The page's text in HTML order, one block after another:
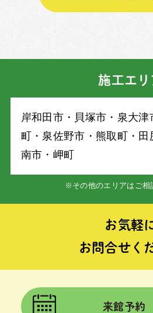
施工エリ
岸和⽥市・⾙塚市・泉⼤津
町・泉佐野市・熊取町・⽥
南市・岬町
※その他のエリアはご相
お気軽
お問合せく
来館予約